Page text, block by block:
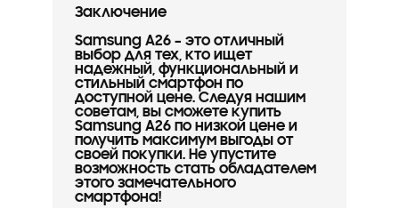
Заключение
Samsung A26 – это отличный
выбор для тех, кто ищет
надежный, функциональный и
стильный смартфон по
доступной цене. Следуя нашим
советам, вы сможете купить
Samsung A26 по низкой цене и
получить максимум выгоды от
своей покупки. Не упустите
возможность стать обладателем
этого замечательного
смартфона!